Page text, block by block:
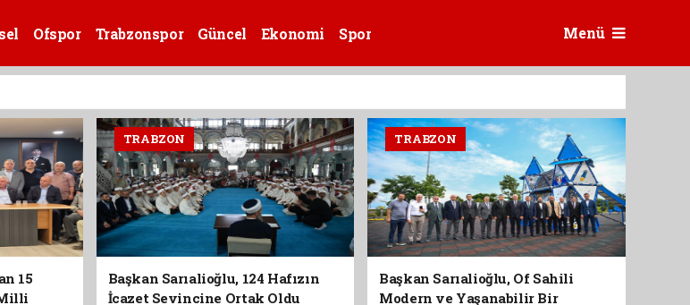
Ofspor Trabzonspor Güncel Ekonomi Spor Menü
15
TRABZON
Başkan Sarıalioğlu, 124 Hafızın
İcazet Sevincine Ortak Oldu
TRABZON
Başkan Sarıalioğlu, Of Sahili
Modern ve Yaşanabilir Bir